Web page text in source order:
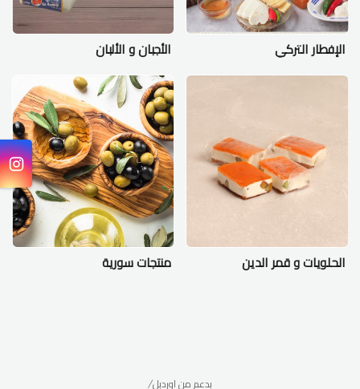
الإفطار التركي الأجبان و الألبان
الحلويات و قمر الدين منتجات سورية
/بدعم من اوردبل